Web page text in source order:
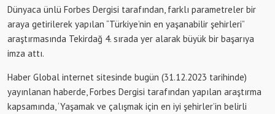
Dünyaca ünlü Forbes Dergisi tarafından, farklı parametreler bir
araya getirilerek yapılan “Türkiye’nin en yaşanabilir şehirleri”
araştırmasında Tekirdağ 4. sırada yer alarak büyük bir başarıya
imza attı.
Haber Global internet sitesinde bugün (31.12.2023 tarihinde)
yayınlanan haberde, Forbes Dergisi tarafından yapılan araştırma
kapsamında, ‘Yaşamak ve çalışmak için en iyi şehirler’in belirli